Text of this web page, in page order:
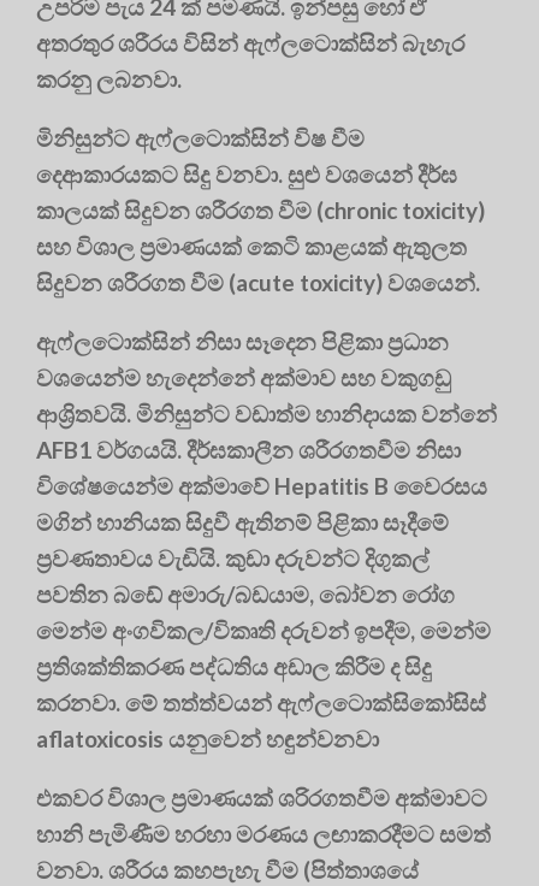
උපරිම පැය 24 ක් පමණයි. ඉන්පසු හෝ ඒ
අතරතුර ශරීරය විසින් ඇෆ්ලටොක්සින් බැහැර
කරනු ලබනවා.
මිනිසුන්ට ඇෆ්ලටොක්සින් විෂ වීම
දෙආකාරයකට සිදු වනවා. සුළු වශයෙන් දීර්ඝ
කාලයක් සිදුවන ශරීරගත වීම (chronic toxicity)
සහ විශාල ප්‍රමාණයක් කෙටි කාළයක් ඇතුලත
සිදුවන ශරීරගත වීම (acute toxicity) වශයෙන්.
ඇෆ්ලටොක්සින් නිසා සෑදෙන පිළිකා ප්‍රධාන
වශයෙන්ම හැදෙන්නේ අක්මාව සහ වකුගඩු
ආශ්‍රිතවයි. මිනිසුන්ට වඩාත්ම හානිදායක වන්නේ
AFB1 වර්ගයයි. දීර්ඝකාලීන ශරීරගතවීම නිසා
විශේෂයෙන්ම අක්මාවේ Hepatitis B වෛරසය
මගින් හානියක සිදුවී ඇතිනම් පිළිකා සෑදීමේ
ප්‍රවණතාවය වැඩියි. කුඩා දරුවන්ට දිගුකල්
පවතින බඩේ අමාරු/බඩයාම, බෝවන රෝග
මෙන්ම අංගවිකල/විකෘති දරුවන් ඉපදීම, මෙන්ම
ප්‍රතිශක්තිකරණ පද්ධතිය අඩාල කිරීම ද සිදු
කරනවා. මේ තත්ත්‍වයන් ඇෆ්ලටොක්සිකෝසිස්
aflatoxicosis යනුවෙන් හඳුන්වනවා
එකවර විශාල ප්‍රමාණයක් ශරිරගතවීම අක්මාවට
හානි පැමිණීම හරහා මරණය ලඟාකරදීමට සමත්
වනවා. ශරීරය කහපැහැ වීම (පිත්තාශයේ